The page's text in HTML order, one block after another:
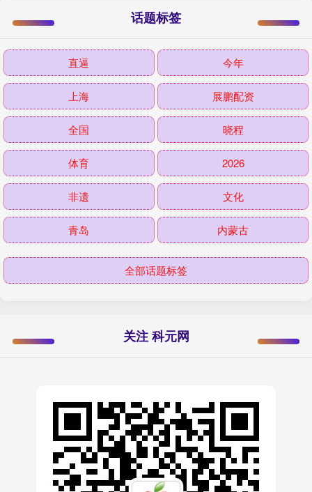
话题标签
直逼 今年
上海 展鹏配资
全国 晓程
体育 2026
非遗 文化
青岛 内蒙古
全部话题标签
关注 科元网